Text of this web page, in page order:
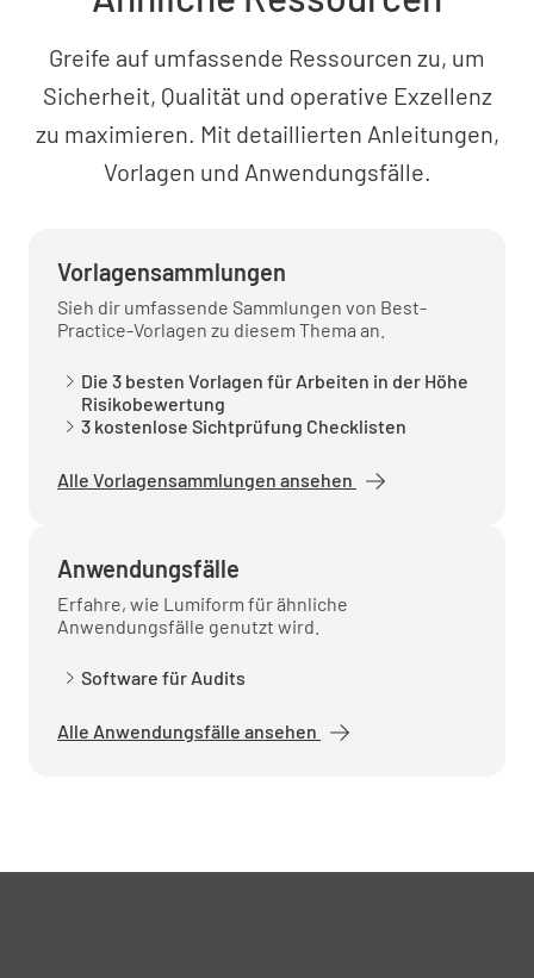
Greife auf umfassende Ressourcen zu, um
Sicherheit, Qualität und operative Exzellenz
zu maximieren. Mit detaillierten Anleitungen,
Vorlagen und Anwendungsfälle.
Vorlagensammlungen
Sieh dir umfassende Sammlungen von Best-
Practice-Vorlagen zu diesem Thema an.
Die 3 besten Vorlagen für Arbeiten in der Höhe
Risikobewertung
3 kostenlose Sichtprüfung Checklisten
Alle Vorlagensammlungen ansehen
Anwendungsfälle
Erfahre, wie Lumiform für ähnliche
Anwendungsfälle genutzt wird.
Software für Audits
Alle Anwendungsfälle ansehen